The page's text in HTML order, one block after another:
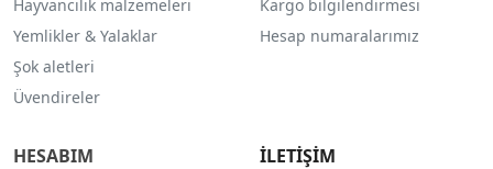
Hayvancılık malzemeleri
Yemlikler & Yalaklar
Şok aletleri
Üvendireler
Kargo bilgilendirmesi
Hesap numaralarımız
HESABIM İLETİŞİM